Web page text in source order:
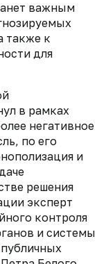
важным
также к
для
в рамках
негативное
по его
и
решения
эксперт
контроля
и системы